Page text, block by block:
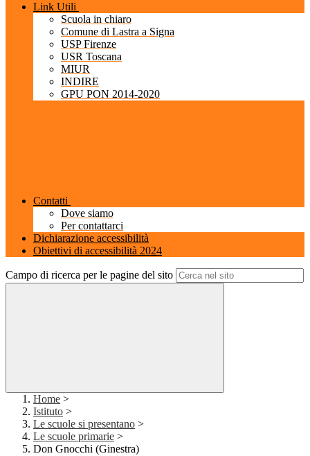
Link Utili
Scuola in chiaro
Comune di Lastra a Signa
USP Firenze
USR Toscana
MIUR
INDIRE
GPU PON 2014-2020
Contatti
Dove siamo
Per contattarci
Dichiarazione accessibilità
Obiettivi di accessibilità 2024
Campo di ricerca per le pagine del sito
Home >
Istituto >
Le scuole si presentano >
Le scuole primarie >
Don Gnocchi (Ginestra)